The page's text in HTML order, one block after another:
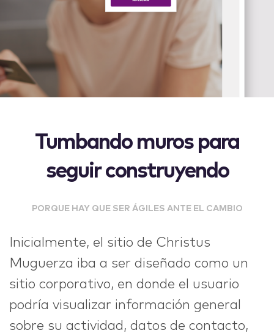
Tumbando muros para
seguir construyendo
PORQUE HAY QUE SER ÁGILES ANTE EL CAMBIO
Inicialmente, el sitio de Christus
Muguerza iba a ser diseñado como un
sitio corporativo, en donde el usuario
podría visualizar ​información general
sobre su actividad, datos de contacto,